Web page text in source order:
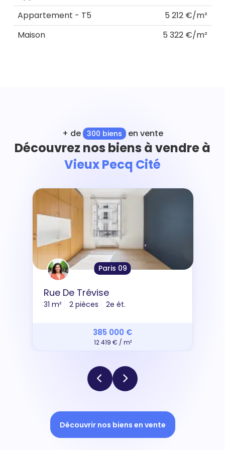
Appartement - T5
5 212 €/m²
Maison
5 322 €/m²
+ de 300 biens en vente
Découvrez nos biens à vendre à
Vieux Pecq Cité
Paris 09
Rue De Trévise
31 m² 2 pièces 2e ét.
385 000 €
12 419 € / m²
Découvrir nos biens en vente